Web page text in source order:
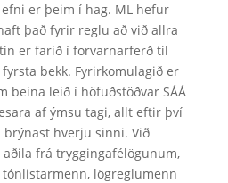
er þeim í hag. ML hefur
það fyrir reglu að við allra
er farið í forvarnarferð til
bekk. Fyrirkomulagið er
beina leið í höfuðstöðvar SÁÁ
af ýmsu tagi, allt eftir því
brýnast hverju sinni. Við
frá tryggingafélögunum,
lögreglumenn